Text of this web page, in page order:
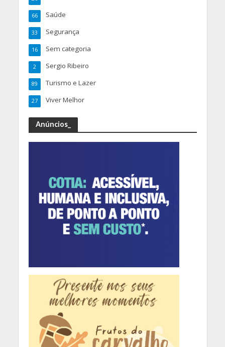
Saúde
66
Segurança
33
Sem categoria
16
Sergio Ribeiro
2
Turismo e Lazer
89
Viver Melhor
27
Anúncios_